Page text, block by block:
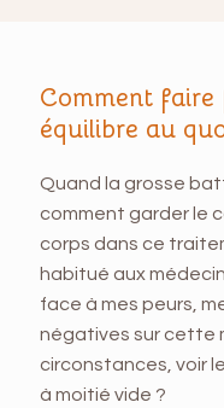
Comment faire
équilibre au
Quand la grosse
comment garder le
corps dans ce
habitué aux
face à mes peurs,
négatives sur cette
circonstances, voir
à moitié vide ?